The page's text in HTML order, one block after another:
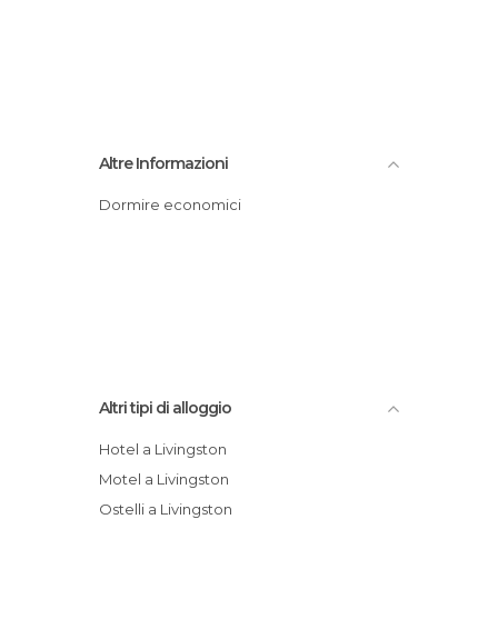
Altre Informazioni
Dormire economici
Altri tipi di alloggio
Hotel a Livingston
Motel a Livingston
Ostelli a Livingston